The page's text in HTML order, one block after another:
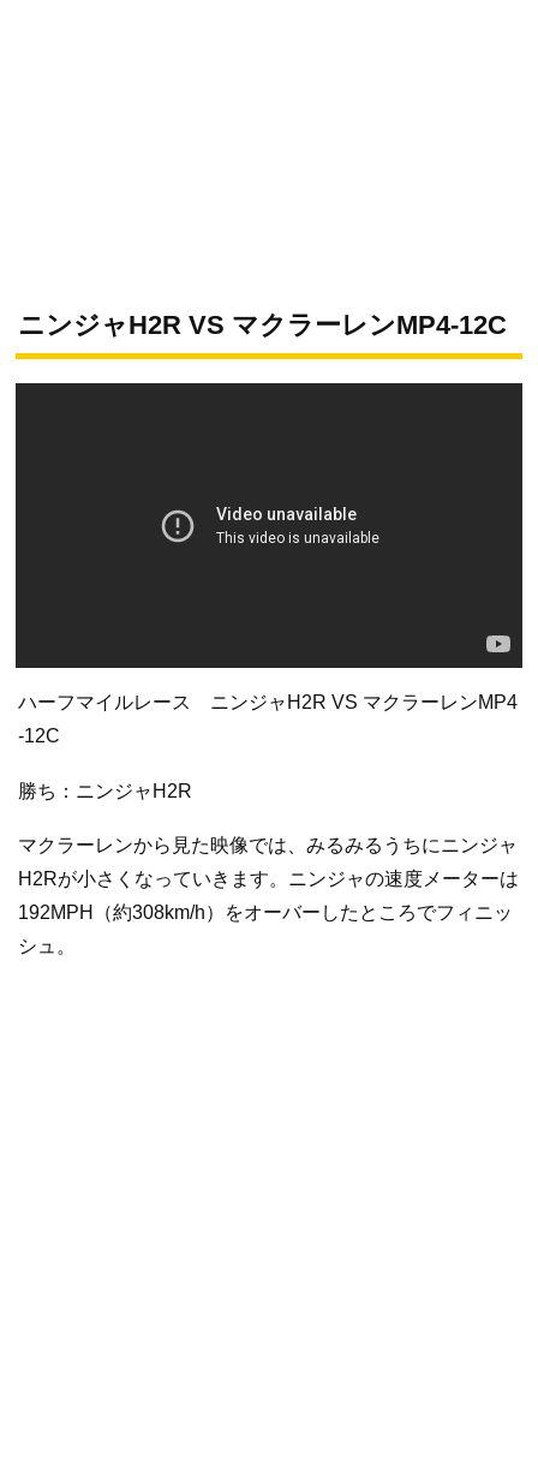
ニンジャH2R VS マクラーレンMP4-12C
ハーフマイルレース ニンジャH2R VS マクラーレンMP4
‐12C
勝ち：ニンジャH2R
マクラーレンから見た映像では、みるみるうちにニンジャ
H2Rが小さくなっていきます。ニンジャの速度メーターは
192MPH（約308km/h）をオーバーしたところでフィニッ
シュ。